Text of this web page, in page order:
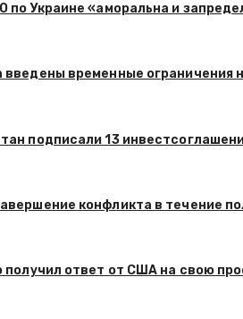
по Украине «аморальна и
введены временные ограничения
подписали 13
конфликта в течение
получил ответ от США на свою